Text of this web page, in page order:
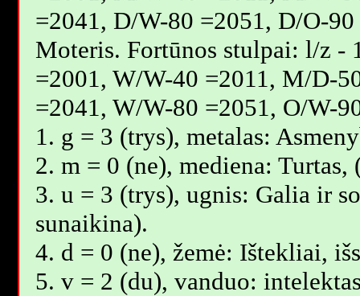
=2041, D/W-80 =2051, D/O-
Moteris. Fortūnos stulpai: l/z -
=2001, W/W-40 =2011, M/D-
=2041, W/W-80 =2051, O/W-
1. g = 3 (trys), metalas:
2. m = 0 (ne), mediena:
3. u = 3 (trys), ugnis: Galia ir
sunaikina).
4. d = 0 (ne), žemė: Ištekliai,
5. v = 2 (du), vanduo: